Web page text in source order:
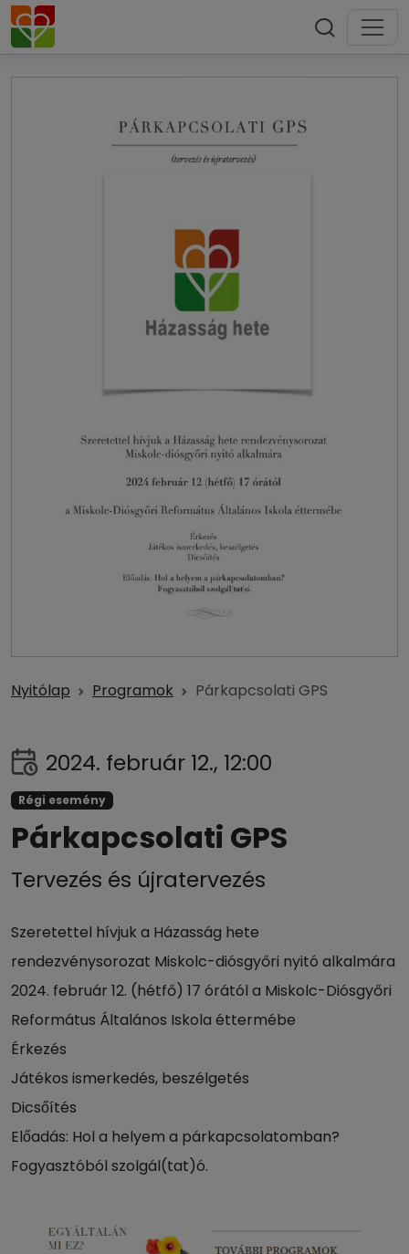
Nyitólap Programok Párkapcsolati GPS
2024. február 12., 12:00
Régi esemény
Párkapcsolati GPS
Tervezés és újratervezés
Szeretettel hívjuk a Házasság hete
rendezvénysorozat Miskolc-diósgyőri nyitó alkalmára
2024. február 12. (hétfő) 17 órától a Miskolc-Diósgyőri
Református Általános Iskola éttermébe
Érkezés
Játékos ismerkedés, beszélgetés
Dicsőítés
Előadás: Hol a helyem a párkapcsolatomban?
Fogyasztóból szolgál(tat)ó.